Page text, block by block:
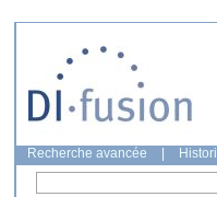
Recherche avancée